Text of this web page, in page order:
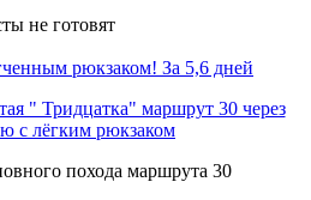
не готовят
рюкзаком! За 5,6 дней
" Тридцатка" маршрут 30 через
с лёгким рюкзаком
похода маршрута 30